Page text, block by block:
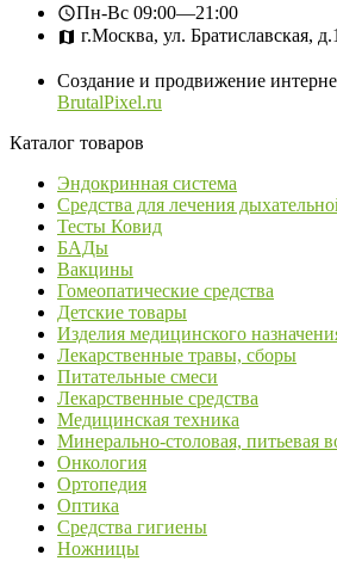
Пн-Вс 09:00—21:00
г.Москва, ул. Братиславская,
Создание и продвижение
BrutalPixel.ru
Каталог товаров
Эндокринная система
Средства для лечения
Тесты Ковид
БАДы
Вакцины
Гомеопатические средства
Детские товары
Изделия медицинского
Лекарственные травы, сборы
Питательные смеси
Лекарственные средства
Медицинская техника
Минерально-столовая, питьевая
Онкология
Ортопедия
Оптика
Средства гигиены
Ножницы